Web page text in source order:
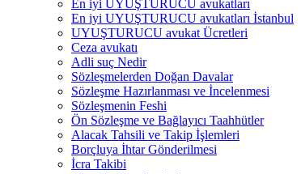
En iyi UYUŞTURUCU avukatları
En iyi UYUŞTURUCU avukatları İstanbul
UYUŞTURUCU avukat Ücretleri
Ceza avukatı
Adli suç Nedir
Sözleşmelerden Doğan Davalar
Sözleşme Hazırlanması ve İncelenmesi
Sözleşmenin Feshi
Ön Sözleşme ve Bağlayıcı Taahhütler
Alacak Tahsili ve Takip İşlemleri
Borçluya İhtar Gönderilmesi
İcra Takibi